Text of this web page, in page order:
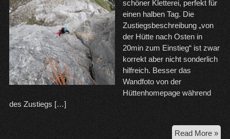
schöner Kletterei, perfekt für
einen halben Tag. Die
Zustiegsbeschreibung „von
der Hütte nach Osten in
20min zum Einstieg“ ist zwar
korrekt aber nicht sonderlich
hilfreich. Besser das
Wandfoto von der
Hüttenhomepage während
des Zustiegs […]
Read More »